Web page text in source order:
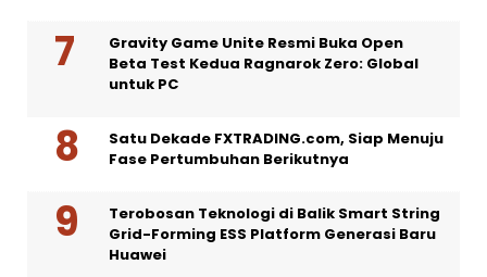
Gravity Game Unite Resmi Buka Open
Beta Test Kedua Ragnarok Zero: Global
untuk PC
Satu Dekade FXTRADING.com, Siap Menuju
Fase Pertumbuhan Berikutnya
Terobosan Teknologi di Balik Smart String
Grid-Forming ESS Platform Generasi Baru
Huawei